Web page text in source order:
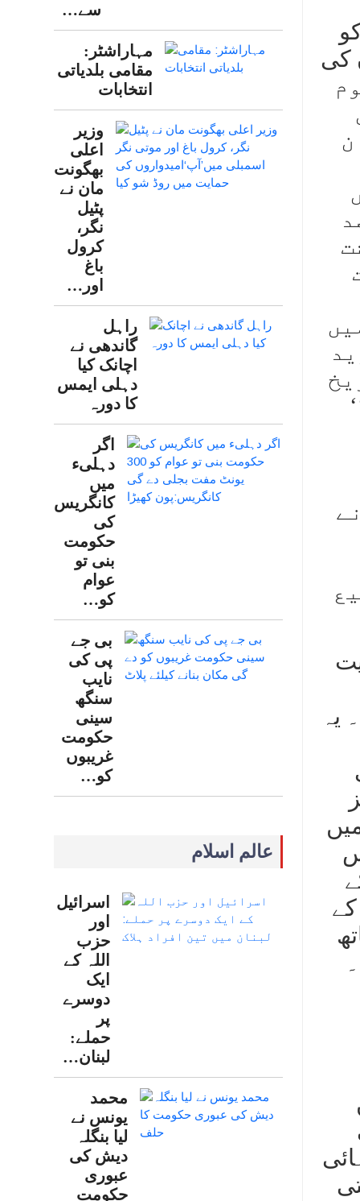
سے…
مہاراشٹر:
مقامی بلدیاتی
انتخابات
وزیر
اعلی
بھگونت
مان نے
پٹیل
نگر،
کرول
باغ
اور…
راہل
گاندھی نے
اچانک کیا
دہلی ایمس
کا دورہ
اگر
دہلیء
میں
کانگریس
کی
حکومت
بنی تو
عوام
کو…
بی جے
پی کی
نایب
سنگھ
سینی
حکومت
غریبوں
کو…
عالم اسلام
اسرائیل
اور
حزب
اللہ کے
ایک
دوسرے
پر
حملے:
لبنان…
محمد
یونس نے
لیا بنگلہ
دیش کی
عبوری
حکومت
نریندر مودی نے آج یعنی 15 جنوری 2025 کو
کی
قوم
یہ
کے